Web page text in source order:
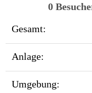
0
Gesamt:
Anlage:
Umgebung: